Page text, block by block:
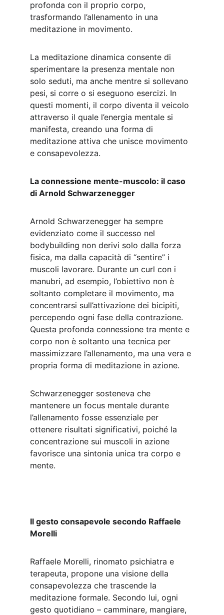
profonda con il proprio corpo,
trasformando l’allenamento in una
meditazione in movimento.
La meditazione dinamica consente di
sperimentare la presenza mentale non
solo seduti, ma anche mentre si sollevano
pesi, si corre o si eseguono esercizi. In
questi momenti, il corpo diventa il veicolo
attraverso il quale l’energia mentale si
manifesta, creando una forma di
meditazione attiva che unisce movimento
e consapevolezza.
La connessione mente-muscolo: il caso
di Arnold Schwarzenegger
Arnold Schwarzenegger ha sempre
evidenziato come il successo nel
bodybuilding non derivi solo dalla forza
fisica, ma dalla capacità di “sentire” i
muscoli lavorare. Durante un curl con i
manubri, ad esempio, l’obiettivo non è
soltanto completare il movimento, ma
concentrarsi sull’attivazione dei bicipiti,
percependo ogni fase della contrazione.
Questa profonda connessione tra mente e
corpo non è soltanto una tecnica per
massimizzare l’allenamento, ma una vera e
propria forma di meditazione in azione.
Schwarzenegger sosteneva che
mantenere un focus mentale durante
l’allenamento fosse essenziale per
ottenere risultati significativi, poiché la
concentrazione sui muscoli in azione
favorisce una sintonia unica tra corpo e
mente.
Il gesto consapevole secondo Raffaele
Morelli
Raffaele Morelli, rinomato psichiatra e
terapeuta, propone una visione della
consapevolezza che trascende la
meditazione formale. Secondo lui, ogni
gesto quotidiano – camminare, mangiare,